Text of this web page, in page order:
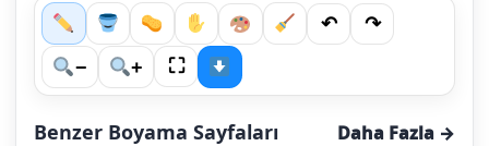
↶
↷
−
+ ⛶
Benzer Boyama Sayfaları Daha Fazla →